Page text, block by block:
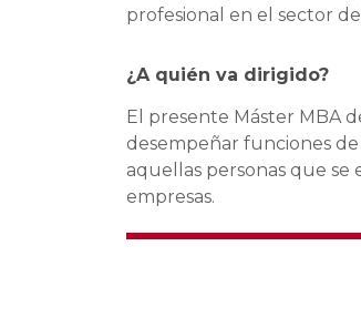
profesional en el sector
¿A quién va dirigido?
El presente Máster MBA
desempeñar funciones
aquellas personas que
empresas.